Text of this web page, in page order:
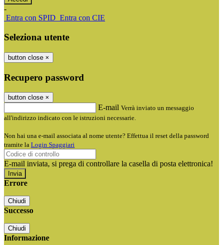
-
Entra con SPID Entra con CIE
Seleziona utente
button close ×
Recupero password
button close ×
E-mail Verrà inviato un messaggio
all'indirizzo indicato con le istruzioni necessarie.
Non hai una e-mail associata al nome utente? Effettua il reset della password
tramite la Login Spaggiari
E-mail inviata, si prega di controllare la casella di posta elettronica!
Errore
Chiudi
Successo
Chiudi
Informazione